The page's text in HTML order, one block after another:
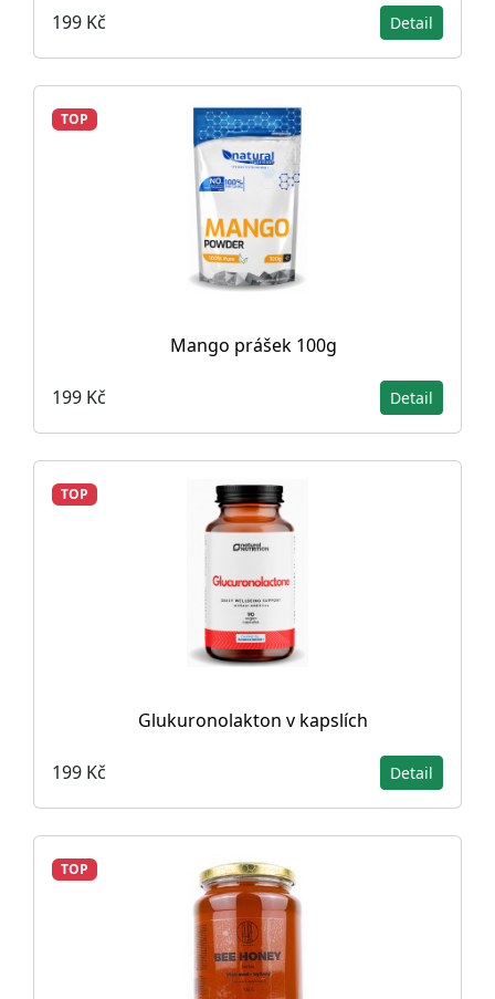
199 Kč Detail
TOP
Mango prášek 100g
199 Kč Detail
TOP
Glukuronolakton v kapslích
199 Kč Detail
TOP